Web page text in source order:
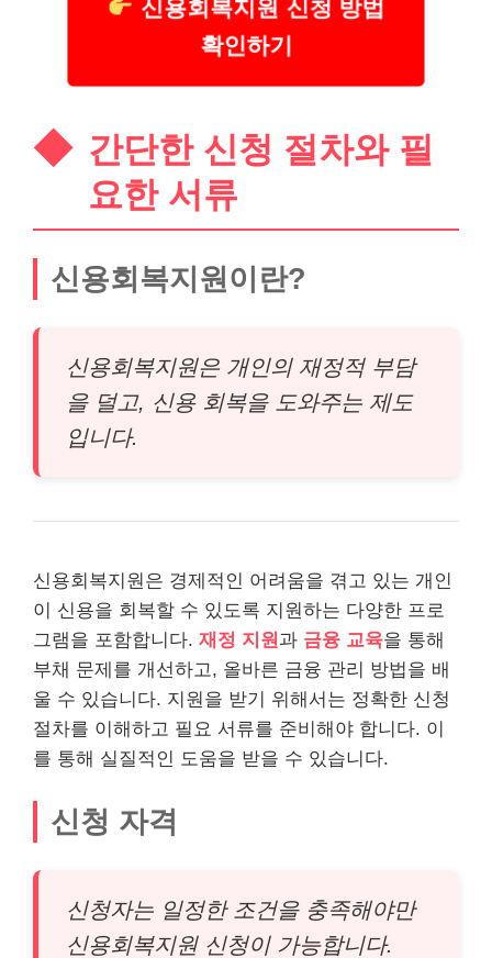
신용회복지원 신청 방법
확인하기
간단한 신청 절차와 필
요한 서류
신용회복지원이란?
신용회복지원은 개인의 재정적 부담
을 덜고, 신용 회복을 도와주는 제도
입니다.
신용회복지원은 경제적인 어려움을 겪고 있는 개인
이 신용을 회복할 수 있도록 지원하는 다양한 프로
그램을 포함합니다. 재정 지원 과 금융 교육을 통해
부채 문제를 개선하고, 올바른 금융 관리 방법을 배
울 수 있습니다. 지원을 받기 위해서는 정확한 신청
절차를 이해하고 필요 서류를 준비해야 합니다. 이
를 통해 실질적인 도움을 받을 수 있습니다.
신청 자격
신청자는 일정한 조건을 충족해야만
신용회복지원 신청이 가능합니다.